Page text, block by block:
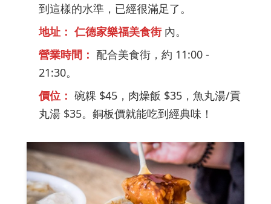
到這樣的水準，已經很滿足了。
地址： 仁德家樂福美食街內。
營業時間： 配合美食街，約 11:00 -
21:30。
價位： 碗粿 $45，肉燥飯 $35，魚丸湯/貢
丸湯 $35。銅板價就能吃到經典味！